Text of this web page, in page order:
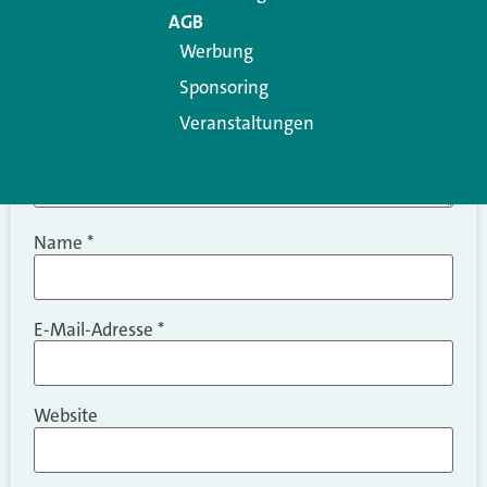
Name *
E-Mail-Adresse *
Website
AGB
Werbung
Sponsoring
Veranstaltungen